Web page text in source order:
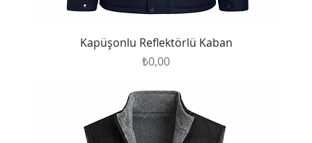
Kapüşonlu Reflektörlü Kaban
Fiyat
₺0,00